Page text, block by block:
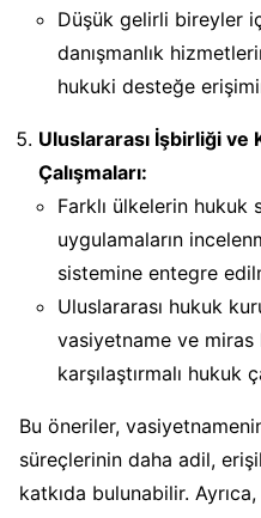
Düşük gelirli bireyler
danışmanlık
hukuki desteğe
Uluslararası İşbirliği ve
Çalışmaları:
Farklı ülkelerin hukuk
uygulamaların
sistemine entegre
Uluslararası hukuk
vasiyetname ve miras
karşılaştırmalı hukuk
Bu öneriler,
süreçlerinin daha adil,
katkıda bulunabilir.